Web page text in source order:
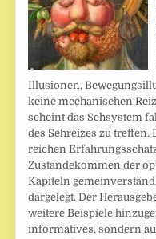
Illusionen,
keine mechanischen
scheint das Sehsystem
des Sehreizes zu treffen.
reichen
Zustandekommen der
Kapiteln
dargelegt. Der
weitere Beispiele
informatives, sondern